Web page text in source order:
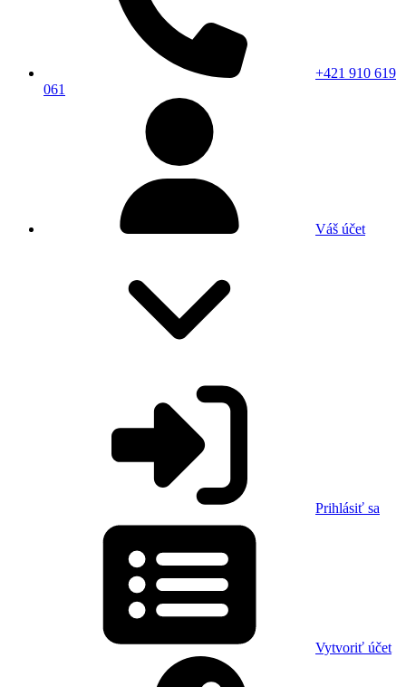
+421 910 619
061
Váš účet
Prihlásiť sa
Vytvoriť účet